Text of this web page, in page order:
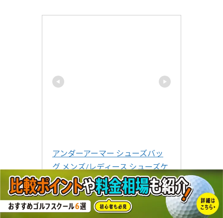
アンダーアーマー シューズバッ
グ メンズ/レディース シューズケ
ース ブラック/グレー W約24cm×
H約34cm×D約13cm No,1316577